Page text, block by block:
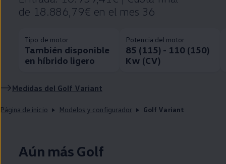
de 18.886,79€ en el mes 36
Tipo de motor
También disponible
en híbrido ligero
Potencia del motor
85 (115) - 110 (150)
Kw (CV)
Medidas del Golf Variant
Página de inicio Modelos y configurador Golf Variant
Aún más Golf